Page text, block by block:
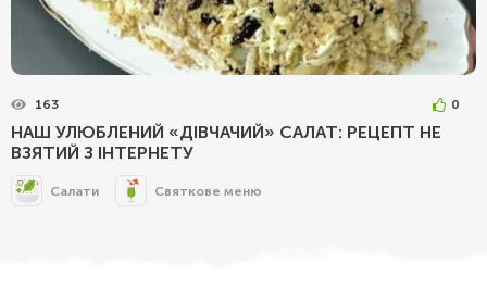
163 0
НАШ УЛЮБЛЕНИЙ «ДІВЧАЧИЙ» САЛАТ: РЕЦЕПТ НЕ
ВЗЯТИЙ З ІНТЕРНЕТУ
Салати Святкове меню